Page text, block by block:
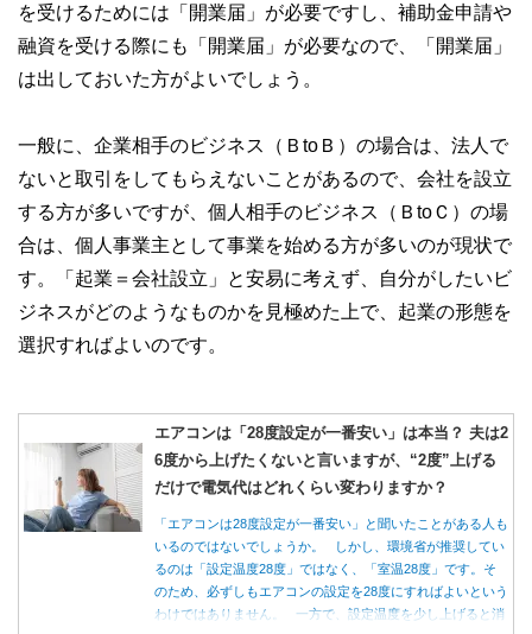
を受けるためには「開業届」が必要ですし、補助金申請や
融資を受ける際にも「開業届」が必要なので、「開業届」
は出しておいた方がよいでしょう。
一般に、企業相手のビジネス（ＢtoＢ）の場合は、法人で
ないと取引をしてもらえないことがあるので、会社を設立
する方が多いですが、個人相手のビジネス（ＢtoＣ）の場
合は、個人事業主として事業を始める方が多いのが現状で
す。「起業＝会社設立」と安易に考えず、自分がしたいビ
ジネスがどのようなものかを見極めた上で、起業の形態を
選択すればよいのです。
エアコンは「28度設定が一番安い」は本当？ 夫は2
6度から上げたくないと言いますが、“2度”上げる
だけで電気代はどれくらい変わりますか？
「エアコンは28度設定が一番安い」と聞いたことがある人も
いるのではないでしょうか。 しかし、環境省が推奨してい
るのは「設定温度28度」ではなく、「室温28度」です。そ
のため、必ずしもエアコンの設定を28度にすればよいという
わけではありません。 一方で、設定温度を少し上げると消